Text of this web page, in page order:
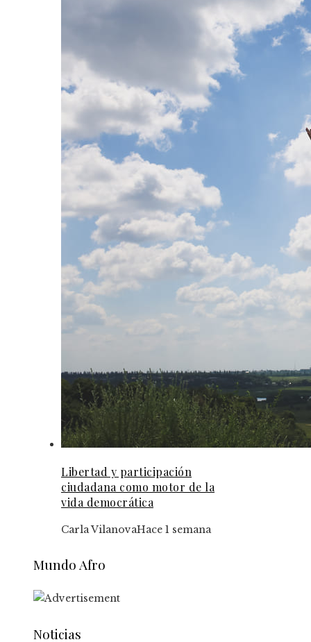
Libertad y participación
ciudadana como motor de la
vida democrática
Carla VilanovaHace 1 semana
Mundo Afro
Noticias